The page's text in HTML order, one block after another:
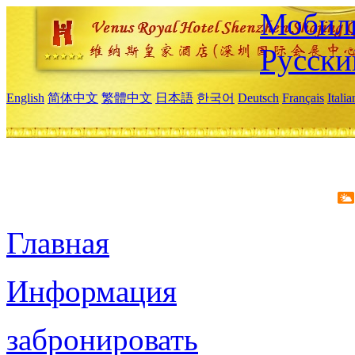
English 简体中文 繁體中文 日本語 한국어 Deutsch Français
Главная
Информация
забронировать